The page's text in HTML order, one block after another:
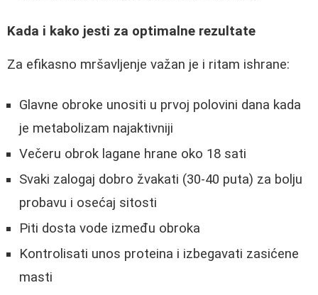
Kada i kako jesti za optimalne rezultate
Za efikasno mršavljenje važan je i ritam ishrane:
Glavne obroke unositi u prvoj polovini dana kada
je metabolizam najaktivniji
Večeru obrok lagane hrane oko 18 sati
Svaki zalogaj dobro žvakati (30-40 puta) za bolju
probavu i osećaj sitosti
Piti dosta vode između obroka
Kontrolisati unos proteina i izbegavati zasićene
masti